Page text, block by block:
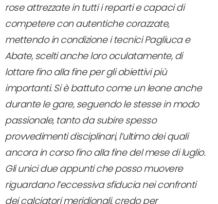
rose attrezzate in tutti i reparti e capaci di
competere con autentiche corazzate,
mettendo in condizione i tecnici Pagliuca e
Abate, scelti anche loro oculatamente, di
lottare fino alla fine per gli obiettivi più
importanti. Si è battuto come un leone anche
durante le gare, seguendo le stesse in modo
passionale, tanto da subire spesso
provvedimenti disciplinari, l’ultimo dei quali
ancora in corso fino alla fine del mese di luglio.
Gli unici due appunti che posso muovere
riguardano l’eccessiva sfiducia nei confronti
dei calciatori meridionali, credo per